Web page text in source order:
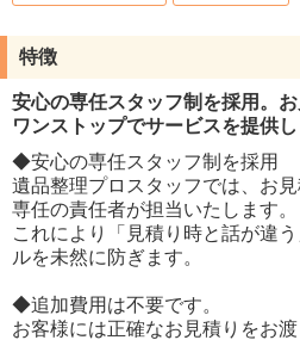
特徴
安心の専任スタッフ制を採用。お
ワンストップでサービスを提供し
◆安心の専任スタッフ制を採用
遺品整理プロスタッフでは、お
専任の責任者が担当いたします。
これにより「見積り時と話が違
ルを未然に防ぎます。
◆追加費用は不要です。
お客様には正確なお見積りをお